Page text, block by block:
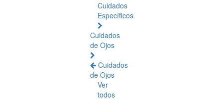
Cuidados
Específicos
Cuidados
de Ojos
Cuidados
de Ojos
Ver
todos